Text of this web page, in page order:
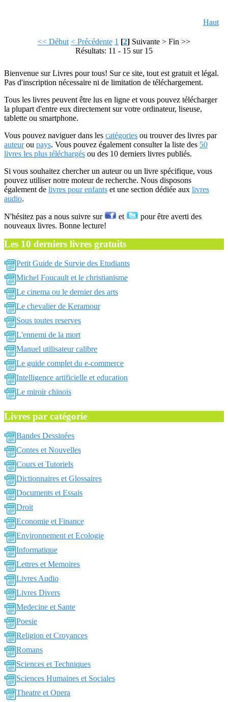
Haut
<< Début < Précédente 1 [2] Suivante > Fin >>
Résultats: 11 - 15 sur 15
Bienvenue sur Livres pour tous! Sur ce site, tout est gratuit et légal.
Pas d'inscription nécessaire ni de limitation de téléchargement.
Tous les livres peuvent être lus en ligne et vous pouvez télécharger
la plupart d'entre eux directement sur votre ordinateur, liseuse,
tablette ou smartphone.
Vous pouvez naviguer dans les catégories ou trouver des livres par
auteurou pays. Vous pouvez également consulter la liste des 50
livres les plus téléchargés ou des 10 derniers livres publiés.
Si vous souhaitez chercher un auteur ou un livre spécifique, vous
pouvez utiliser notre moteur de recherche. Nous disposons
également de livres pour enfants et une section dédiée aux livres
audio.
N'hésitez pas a nous suivre sur et
pour être averti des
nouveaux livres. Bonne lecture!
Les 10 derniers livres gratuits
Petit Guide de Survie des Etudiants
Michel Foucault et le christianisme
Le cinema ou le dernier des arts
Le chevalier de Keramour
Sous toutes reserves
L'ennemi de la mort
Manuel utilisateur calibre
Le guide complet du e-commerce
Intelligence artificielle et education
Le miroir chinois
Livres par catégorie
Bandes Dessinées
Contes et Nouvelles
Cours et Tutoriels
Dictionnaires et Glossaires
Documents et Essais
Droit
Economie et Finance
Environnement et Ecologie
Informatique
Lettres et Memoires
Livres Audio
Livres Divers
Medecine et Sante
Poesie
Religion et Croyances
Romans
Sciences et Techniques
Sciences Humaines et Sociales
Theatre et Opera